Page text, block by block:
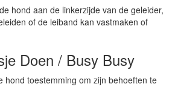
hond aan de linkerzijde van de geleider,
of de leiband kan vastmaken of
Doen / Busy Busy
hond toestemming om zijn behoeften te